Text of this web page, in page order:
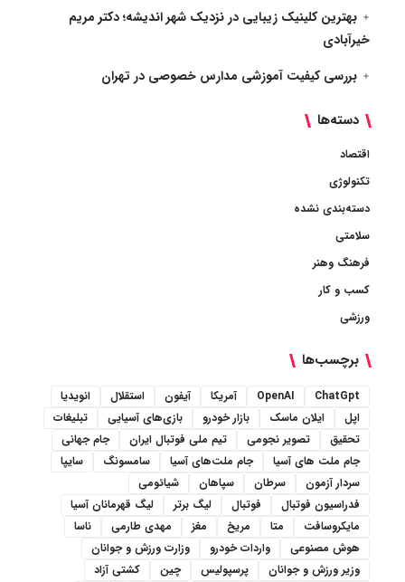
بهترین کلینیک زیبایی در نزدیک شهر اندیشه؛ دکتر مریم
خیرآبادی
بررسی کیفیت آموزشی مدارس خصوصی در تهران
دسته‌ها
اقتصاد
تکنولوژی
دسته‌بندی نشده
سلامتی
فرهنگ وهنر
کسب و کار
ورزشی
برچسب‌ها
ChatGpt
OpenAI آمریکا آیفون استقلال
انویدیا
اپل
ایلان ماسک بازار خودرو بازی‌های آسیایی
تبلیغات
تحقیق
تصویر نجومی تیم ملی فوتبال ایران
جام جهانی
جام ملت های آسیا
جام ملت‌های آسیا سامسونگ
سایپا
سردار آزمون
سرطان سپاهان
شیائومی
فدراسیون فوتبال
فوتبال لیگ برتر
لیگ قهرمانان آسیا
مایکروسافت
متا مریخ مغز مهدی طارمی
ناسا
هوش مصنوعی
واردات خودرو
وزارت ورزش و جوانان
وزیر ورزش و جوانان
پرسپولیس چین
کشتی آزاد